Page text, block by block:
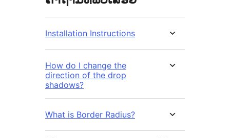
Installation Instructions
How do I change the
direction of the drop
shadows?
What is Border Radius?